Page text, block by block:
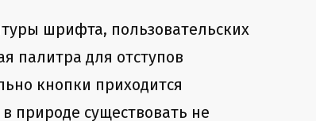
шрифта, пользовательских
палитра для отступов
кнопки приходится
природе существовать не